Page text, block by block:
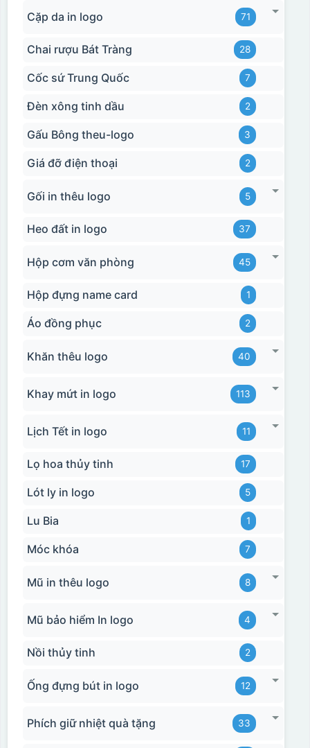
Hộp xi biểu trưng
Cặp da in logo 71
Chai rượu Bát Tràng 28
Cốc sứ Trung Quốc 7
Đèn xông tinh dầu 2
Gấu Bông theu-logo 3
Giá đỡ điện thoại 2
Gối in thêu logo 5
Heo đất in logo 37
Hộp cơm văn phòng 45
Hộp đựng name card 1
Áo đồng phục 2
Khăn thêu logo 40
Khay mứt in logo 113
Lịch Tết in logo 11
Lọ hoa thủy tinh 17
Lót ly in logo 5
Lu Bia 1
Móc khóa 7
Mũ in thêu logo 8
Mũ bảo hiểm In logo 4
Nồi thủy tinh 2
Ống đựng bút in logo 12
Phích giữ nhiệt quà tặng 33